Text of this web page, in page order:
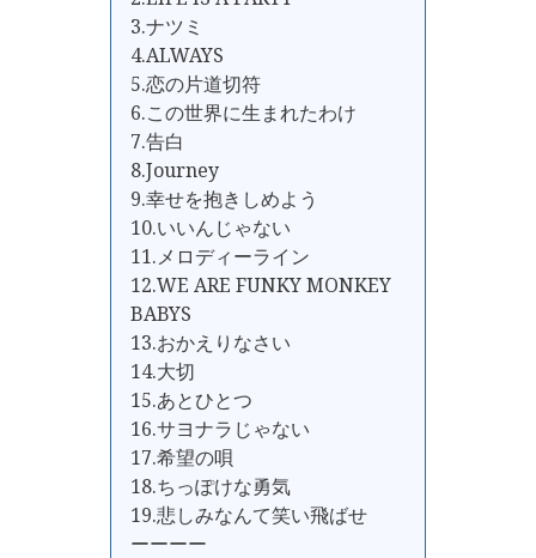
3.ナツミ
4.ALWAYS
5.恋の片道切符
6.この世界に生まれたわけ
7.告白
8.Journey
9.幸せを抱きしめよう
10.いいんじゃない
11.メロディーライン
12.WE ARE FUNKY MONKEY
BABYS
13.おかえりなさい
14.大切
15.あとひとつ
16.サヨナラじゃない
17.希望の唄
18.ちっぽけな勇気
19.悲しみなんて笑い飛ばせ
ーーーー